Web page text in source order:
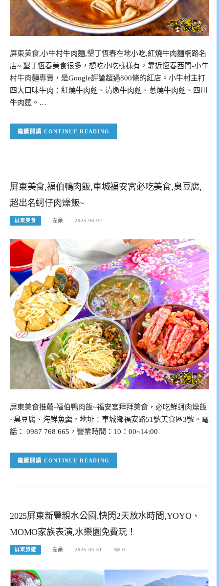
屏東美食,小牛村牛肉麵,墾丁恆春在地小吃,紅燒牛肉麵網路名
店~ 墾丁恆春美食很多，想吃小吃樣樣有，靠近恆春西門-小牛
村牛肉麵專賣，是Google評論超過800條的紅店。小牛村主打
四大口味牛肉：紅燒牛肉麵、清燉牛肉麵、蔥燒牛肉麵、四川
牛肉麵。…
CONTINUE READING
屏東美食,福伯鴨肉飯,車城福安宮必吃美食,臭豆腐,
超出名蚵仔肉燥飯~
屏東美食 左豪 2025-06-02
屏東美食推薦-福伯鴨肉飯~福安宮拜拜美食，必吃鮮蚵肉燥飯
~臭豆腐、海鮮魚羹，地址：車城鄉福安路51號美食區3號。電
話： 0987 768 665，營業時間：10：00~14:00
CONTINUE READING
2025屏東新豐親水公園,快閃2天放水時間,YOYO、
MOMO家族表演,水樂園免費玩！
屏東旅遊 左豪 2025-03-31 0